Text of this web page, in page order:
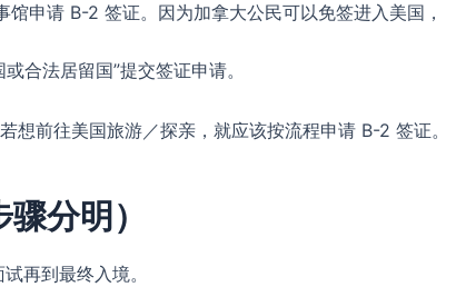
馆申请 B-2 签证。因为加拿大公民可以免签进入美国，
合法居留国”提交签证申请。
想前往美国旅游／探亲，就应该按流程申请 B-2 签证。
分明）
再到最终入境。